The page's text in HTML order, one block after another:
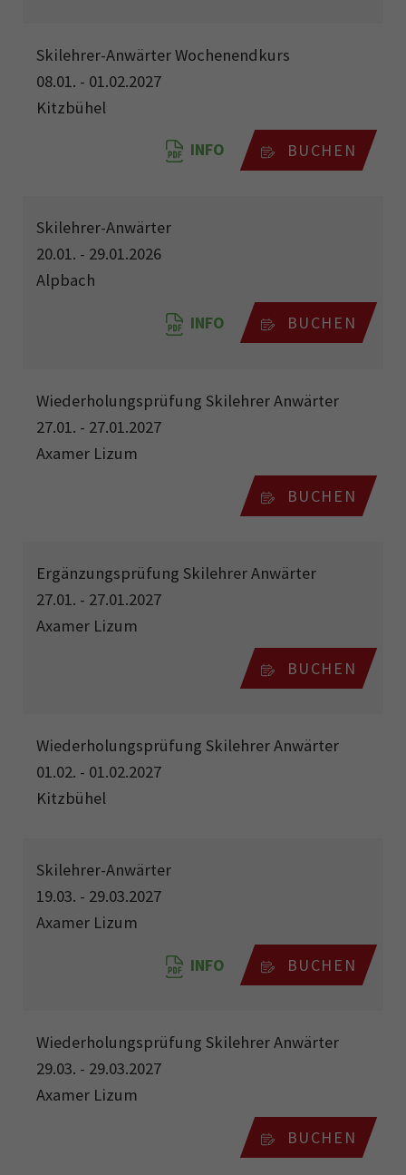
Skilehrer-Anwärter Wochenendkurs
08.01. - 01.02.2027
Kitzbühel
INFO BUCHEN
Skilehrer-Anwärter
20.01. - 29.01.2026
Alpbach
INFO BUCHEN
Wiederholungsprüfung Skilehrer Anwärter
27.01. - 27.01.2027
Axamer Lizum
BUCHEN
Ergänzungsprüfung Skilehrer Anwärter
27.01. - 27.01.2027
Axamer Lizum
BUCHEN
Wiederholungsprüfung Skilehrer Anwärter
01.02. - 01.02.2027
Kitzbühel
Skilehrer-Anwärter
19.03. - 29.03.2027
Axamer Lizum
INFO BUCHEN
Wiederholungsprüfung Skilehrer Anwärter
29.03. - 29.03.2027
Axamer Lizum
BUCHEN